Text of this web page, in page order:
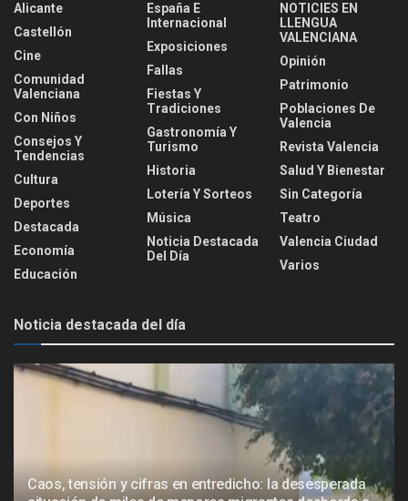
Alicante
Castellón
Cine
Comunidad
Valenciana
Con Niños
Consejos Y
Tendencias
Cultura
Deportes
Destacada
Economía
Educación
España E
Internacional
Exposiciones
Fallas
Fiestas Y
Tradiciones
Gastronomía Y
Turismo
Historia
Lotería Y Sorteos
Música
Noticia Destacada
Del Día
NOTICIES EN
LLENGUA
VALENCIANA
Opinión
Patrimonio
Poblaciones De
Valencia
Revista Valencia
Salud Y Bienestar
Sin Categoría
Teatro
Valencia Ciudad
Varios
Noticia destacada del día
Caos, tensión y cifras en entredicho: la desesperada